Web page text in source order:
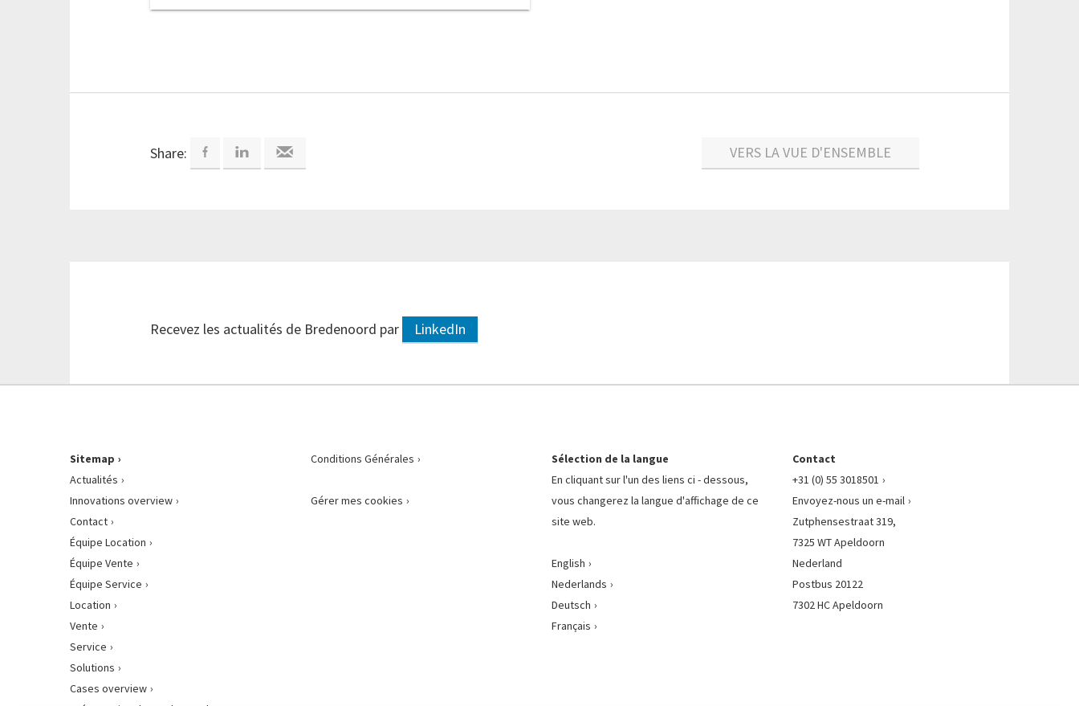
Share: VERS LA VUE D'ENSEMBLE
Recevez les actualités de Bredenoord par LinkedIn
Sitemap
Actualités
Innovations overview
Contact
Équipe Location
Équipe Vente
Équipe Service
Location
Vente
Service
Solutions
Cases overview
Conditions Générales
Gérer mes cookies
Sélection de la langue
En cliquant sur l'un des liens ci - dessous,
vous changerez la langue d'affichage de ce
site web.
English
Nederlands
Deutsch
Français
Contact
+31 (0) 55 3018501
Envoyez-nous un e-mail
Zutphensestraat 319,
7325 WT Apeldoorn
Nederland
Postbus 20122
7302 HC Apeldoorn